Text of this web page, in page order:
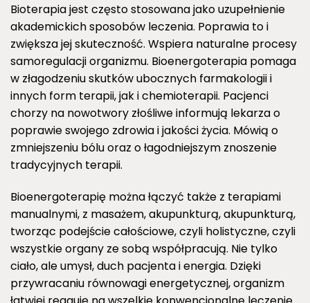
Bioterapia jest często stosowana jako uzupełnienie
akademickich sposobów leczenia. Poprawia to i
zwiększa jej skuteczność. Wspiera naturalne procesy
samoregulacji organizmu. Bioenergoterapia pomaga
w złagodzeniu skutków ubocznych farmakologii i
innych form terapii, jak i chemioterapii. Pacjenci
chorzy na nowotwory złośliwe informują lekarza o
poprawie swojego zdrowia i jakości życia. Mówią o
zmniejszeniu bólu oraz o łagodniejszym znoszenie
tradycyjnych terapii.
Bioenergoterapię można łączyć także z terapiami
manualnymi, z masażem, akupunkturą, akupunkturą,
tworząc podejście całościowe, czyli holistyczne, czyli
wszystkie organy ze sobą współpracują. Nie tylko
ciało, ale umysł, duch pacjenta i energia. Dzięki
przywracaniu równowagi energetycznej, organizm